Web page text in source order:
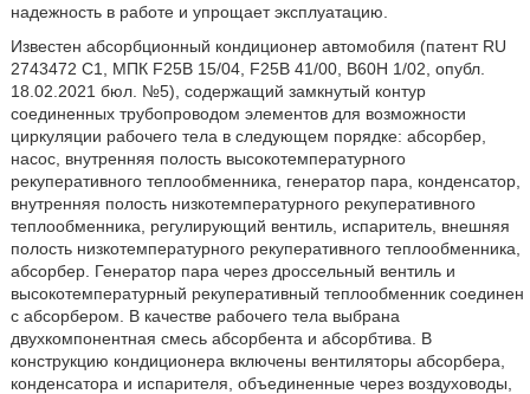
надежность в работе и упрощает эксплуатацию.
Известен абсорбционный кондиционер автомобиля (патент RU
2743472 С1, МПК F25B 15/04, F25B 41/00, В60Н 1/02, опубл.
18.02.2021 бюл. №5), содержащий замкнутый контур
соединенных трубопроводом элементов для возможности
циркуляции рабочего тела в следующем порядке: абсорбер,
насос, внутренняя полость высокотемпературного
рекуперативного теплообменника, генератор пара, конденсатор,
внутренняя полость низкотемпературного рекуперативного
теплообменника, регулирующий вентиль, испаритель, внешняя
полость низкотемпературного рекуперативного теплообменника,
абсорбер. Генератор пара через дроссельный вентиль и
высокотемпературный рекуперативный теплообменник соединен
с абсорбером. В качестве рабочего тела выбрана
двухкомпонентная смесь абсорбента и абсорбтива. В
конструкцию кондиционера включены вентиляторы абсорбера,
конденсатора и испарителя, объединенные через воздуховоды,